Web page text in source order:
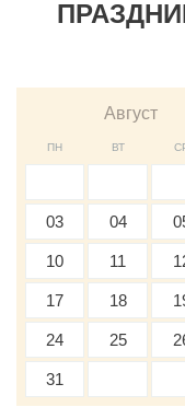
ПН ВТ
03 04
10 11
17 18
24 25
31